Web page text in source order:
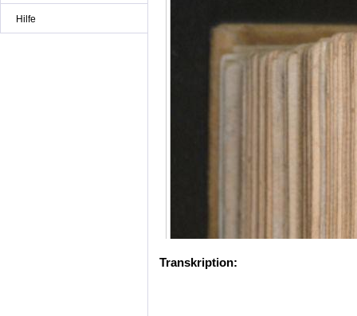
Hilfe
Transkription: